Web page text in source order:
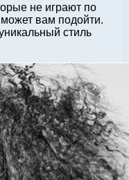
не играют по
вам подойти.
стиль